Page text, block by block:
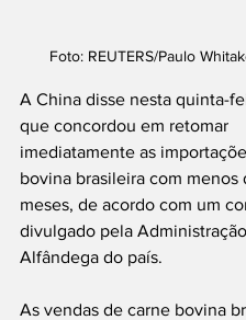
Foto: REUTERS/Paulo
A China disse nesta quinta-
que concordou em retomar
imediatamente as
bovina brasileira com menos
meses, de acordo com um
divulgado pela
Alfândega do país.
As vendas de carne bovina